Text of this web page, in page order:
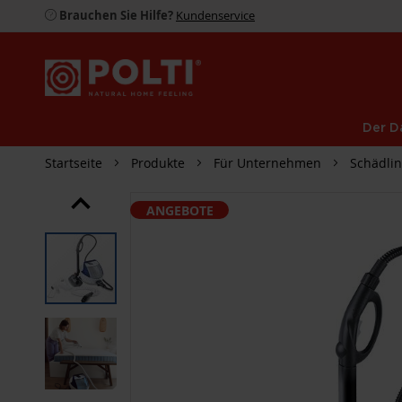
Brauchen Sie Hilfe? Kundenservice
Der
Startseite Produkte Für Unternehmen
ZUM
DER
BILDGALERIE
SPRINGEN
ANGEBOTE